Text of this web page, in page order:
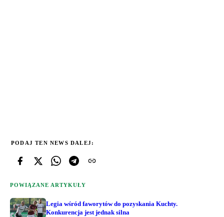
PODAJ TEN NEWS DALEJ:
POWIĄZANE ARTYKUŁY
Legia wśród faworytów do pozyskania Kuchty.
Konkurencja jest jednak silna